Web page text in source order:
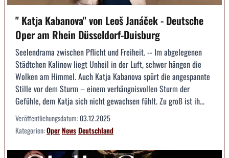
" Katja Kaba­nova" von Leoš Janáček - Deutsche
Oper am Rhein Düsseldorf-Duisburg
Seelendrama zwischen Pflicht und Freiheit. -- Im abgelegenen
Städtchen Kalinow liegt Unheil in der Luft, schwer hängen die
Wolken am Himmel. Auch Katja Kabanova spürt die angespannte
Stille vor dem Sturm – einem verhängnisvollen Sturm der
Gefühle, dem Katja sich nicht gewachsen fühlt. Zu groß ist ih...
Veröffentlichungsdatum:03.12.2025
Kategorien:OperNewsDeutschland